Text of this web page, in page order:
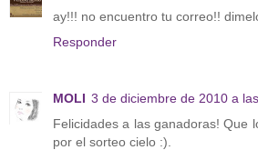
ay!!! no encuentro tu correo!!
Responder
MOLI 3 de diciembre de 2010 a
Felicidades a las ganadoras! Que
por el sorteo cielo :).